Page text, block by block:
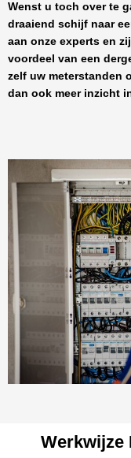
Wenst u toch over te
draaiend schijf naar
aan onze experts en
voordeel van een
zelf uw meterstanden
dan ook meer inzicht
Werkwijze